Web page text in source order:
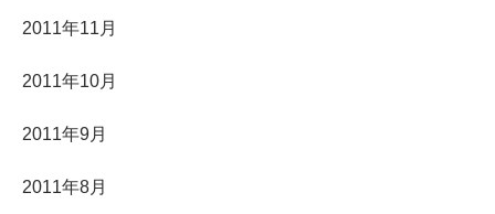
2011年11月
2011年10月
2011年9月
2011年8月